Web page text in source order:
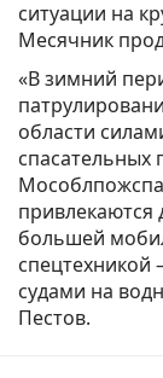
ситуации на
Месячник
«В зимний
области
большей
спецтехникой
судами на
Пестов.